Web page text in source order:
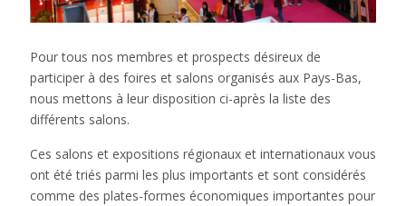
Pour tous nos membres et prospects désireux de
participer à des foires et salons organisés aux Pays-Bas,
nous mettons à leur disposition ci-après la liste des
différents salons.
Ces salons et expositions régionaux et internationaux vous
ont été triés parmi les plus importants et sont considérés
comme des plates-formes économiques importantes pour